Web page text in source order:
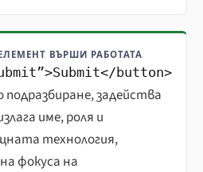
ВЪРШИ РАБОТАТА
button>
задейства
име, роля и
технология,
фокуса на